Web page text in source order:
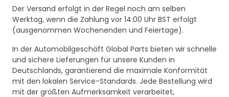
Der Versand erfolgt in der Regel noch am selben
Werktag, wenn die Zahlung vor 14:00 Uhr BST erfolgt
(ausgenommen Wochenenden und Feiertage).
In der Automobilgeschäft Global Parts bieten wir schnelle
und sichere Lieferungen für unsere Kunden in
Deutschlands, garantierend die maximale Konformität
mit den lokalen Service-Standards. Jede Bestellung wird
mit der größten Aufmerksamkeit verarbeitet,